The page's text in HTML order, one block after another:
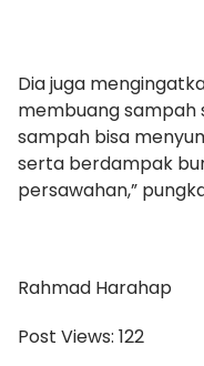
Dia juga
membuang sampah
sampah bisa
serta berdampak
persawahan,”
Rahmad Harahap
Post Views: 122